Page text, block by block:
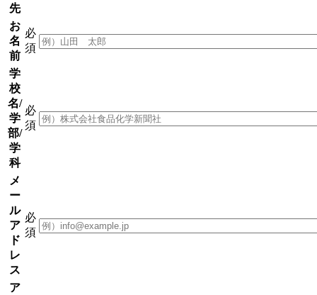
先
お
名
前
必
須
学
校
名/
学
部/
学
科
必
須
メ
ー
ル
ア
ド
レ
ス
必
須
ア